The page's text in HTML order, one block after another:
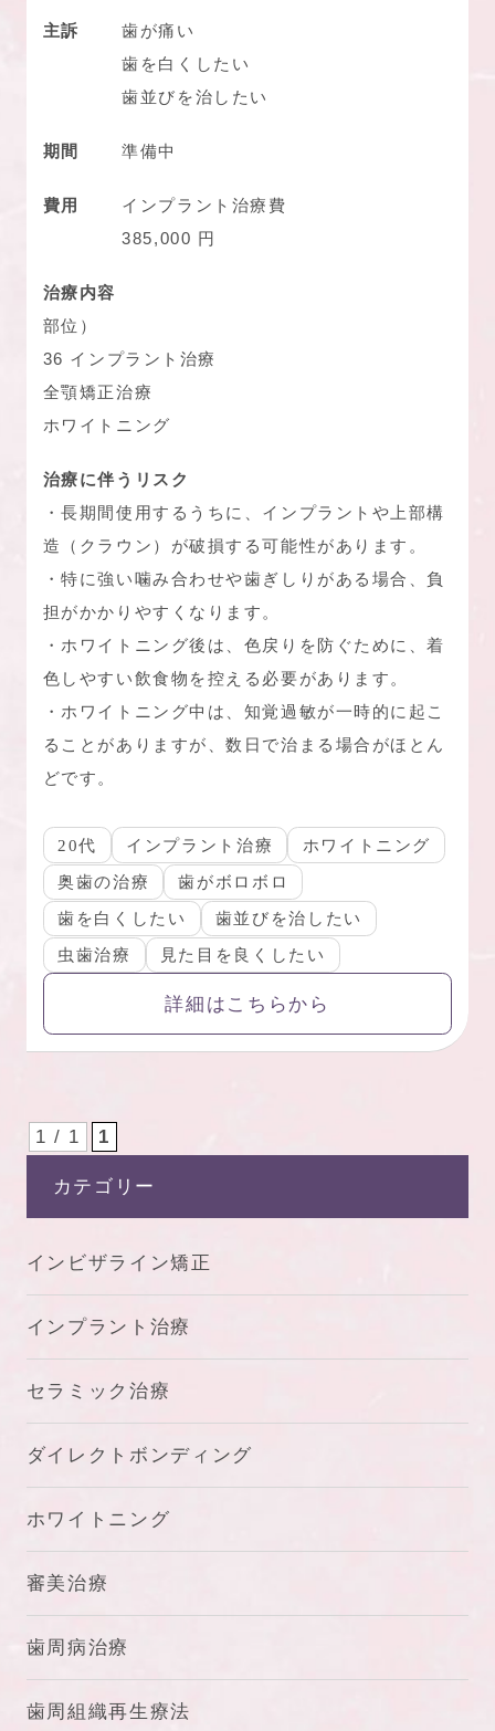
主訴
歯が痛い
歯を白くしたい
歯並びを治したい
期間 準備中
費用
インプラント治療費
385,000 円
治療内容
部位）
36 インプラント治療
全顎矯正治療
ホワイトニング
治療に伴うリスク
・長期間使用するうちに、インプラントや上部構
造（クラウン）が破損する可能性があります。
・特に強い噛み合わせや歯ぎしりがある場合、負
担がかかりやすくなります。
・ホワイトニング後は、色戻りを防ぐために、着
色しやすい飲食物を控える必要があります。
・ホワイトニング中は、知覚過敏が一時的に起こ
ることがありますが、数日で治まる場合がほとん
どです。
20代 インプラント治療
ホワイトニング
奥歯の治療
歯がボロボロ
歯を白くしたい
歯並びを治したい
虫歯治療
見た目を良くしたい
詳細はこちらから
1 / 1 1
カテゴリー
インビザライン矯正
インプラント治療
セラミック治療
ダイレクトボンディング
ホワイトニング
審美治療
歯周病治療
歯周組織再生療法